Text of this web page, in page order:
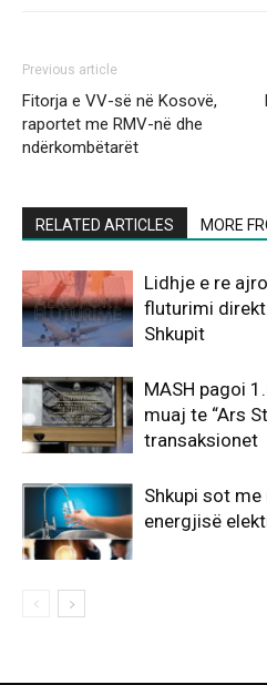
Previous article
Fitorja e VV-së në Kosovë,
raportet me RMV-në dhe
ndërkombëtarët
RELATED ARTICLES MORE
Lidhje e re
fluturimi
Shkupit
MASH pagoi
muaj te “Ars
transaksionet
Shkupi sot
energjisë